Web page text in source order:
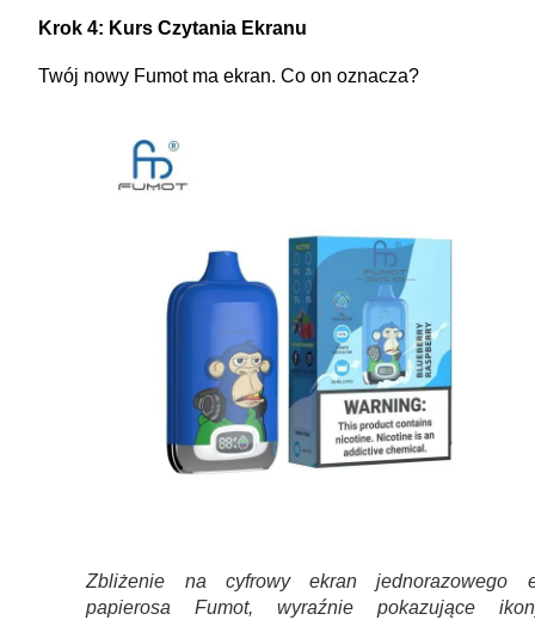
Krok 4: Kurs Czytania Ekranu
Twój nowy Fumot ma ekran. Co on oznacza?
Zbliżenie na cyfrowy ekran jednorazowego
papierosa Fumot, wyraźnie pokazujące